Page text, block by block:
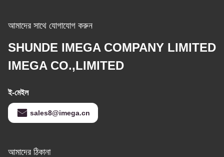
আমাদের সাথে যোগাযোগ করুন
SHUNDE IMEGA COMPANY LIMITED
IMEGA CO.,LIMITED
ই-মেইল
sales8@imega.cn
আমাদের ঠিকানা